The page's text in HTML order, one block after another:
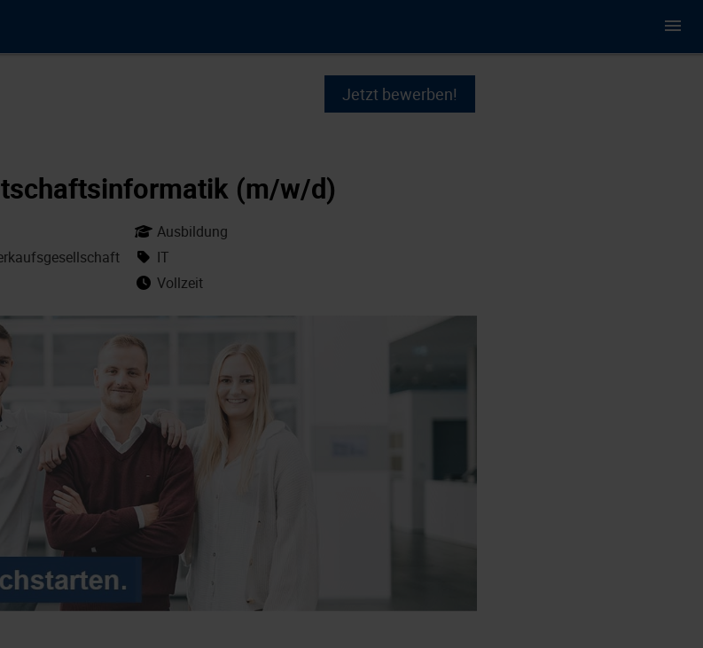
Jetzt bewerben!
(m/w/d)
Ausbildung
IT
Vollzeit